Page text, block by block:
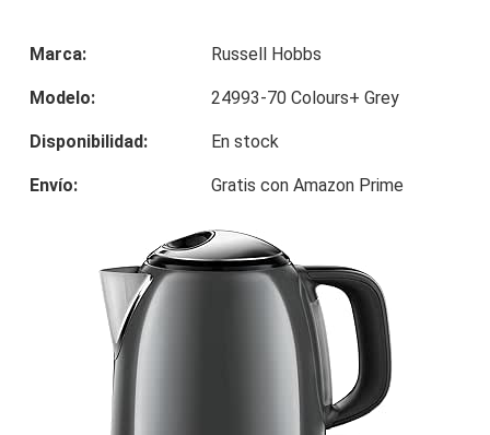
Marca: Russell Hobbs
Modelo: 24993-70 Colours+ Grey
Disponibilidad: En stock
Envío: Gratis con Amazon Prime